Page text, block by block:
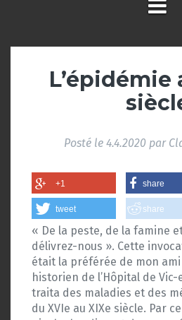
L’épidémie
Posté le 4.4.2020 par
+1 share
tweet share
« De la peste, de la famine
délivrez-nous ». Cette
était la préférée de mon ami
historien de l’Hôpital de
traita des maladies et des
du XVIe au XIXe siècle. Par